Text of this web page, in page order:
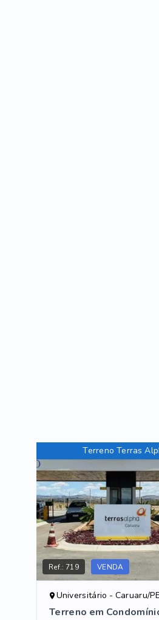
Terreno Terras
Ref.:719 VENDA
Universitário - Caruaru/PE
Terreno em